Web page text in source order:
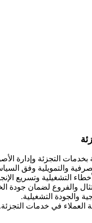
بخدمات التجزئة وإدارة
والتمويلية وفق
التشغيلية وتسريع
والفروع لضمان جودة
والجودة التشغيلية.
العملاء في خدمات التجزئة.